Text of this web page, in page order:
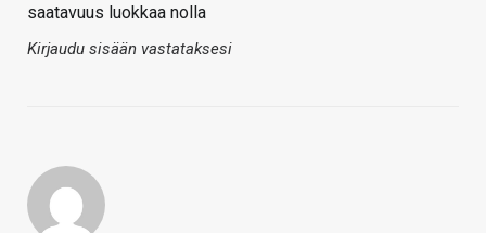
saatavuus luokkaa nolla
Kirjaudu sisään vastataksesi